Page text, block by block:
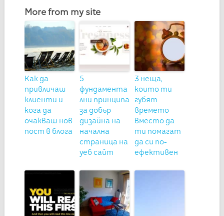
More from my site
Как да
привличаш
клиенти и
кога да
очакваш нов
пост в блога
5
фундамента
лни принципа
за добър
дизайна на
начална
страница на
уеб сайт
3 неща,
които ти
губят
времето
вместо да
ти помагат
да си по-
ефективен